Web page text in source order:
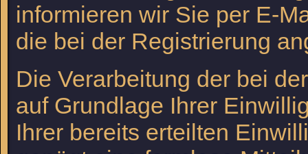
informieren wir Sie per E-
die bei der Registrierung
Die Verarbeitung der bei
auf Grundlage Ihrer
Ihrer bereits erteilten